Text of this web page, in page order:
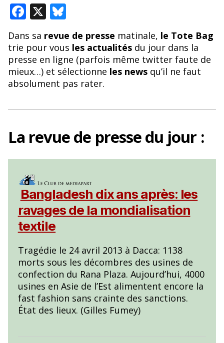
F
e
b
o
o
k
X Bl
u
e
sk
y
Dans sa revue de presse matinale, le Tote Bag
trie pour vous les actualitésdu jour dans la
presse en ligne (parfois même twitter faute de
mieux…) et sélectionne les newsqu’il ne faut
absolument pas rater.
La revue de pressedu jour :
Bangladesh dix ans après: les
ravages de la mondialisation
textile
Tragédie le 24 avril 2013 à Dacca: 1138
morts sous les décombres des usines de
confection du Rana Plaza. Aujourd’hui, 4000
usines en Asie de l’Est alimentent encore la
fast fashion sans crainte des sanctions.
État des lieux. (Gilles Fumey)